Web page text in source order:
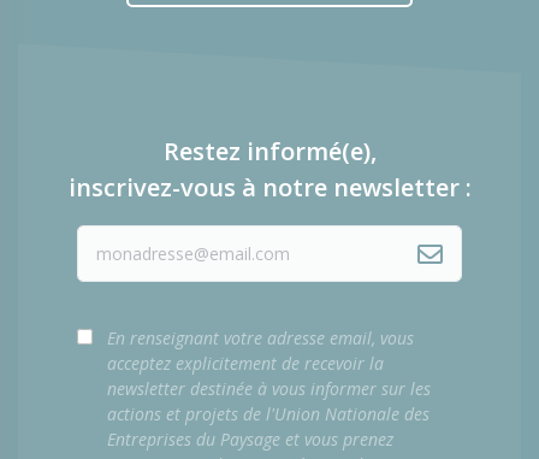
Restez informé(e),
inscrivez-vous à notre newsletter :
En renseignant votre adresse email, vous
acceptez explicitement de recevoir la
newsletter destinée à vous informer sur les
actions et projets de l'Union Nationale des
Entreprises du Paysage et vous prenez